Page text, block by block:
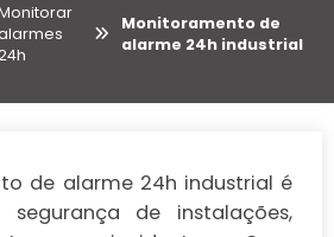
Monitoramento de
alarme 24h industrial
de alarme 24h industrial é
de instalações,